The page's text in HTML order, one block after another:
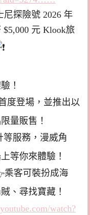
尼探險號 2026 年
元 Klook旅
！
度登場，並推出以
量販售！
服務，漫威角
等你來體驗！
乘客可裝扮成海
、尋找寶藏！
watch?